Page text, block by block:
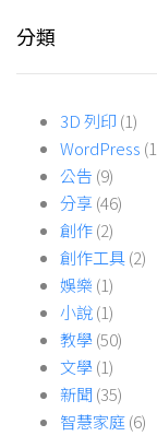
分類
3D 列印 (1)
WordPress
公告 (9)
分享(46)
創作(2)
創作工具(2)
娛樂 (1)
小說(1)
教學(50)
文學(1)
新聞 (35)
智慧家庭(6)